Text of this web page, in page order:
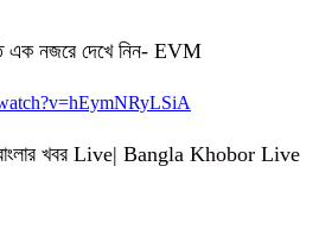
এক নজরে দেখে নিন- EVM
খবর Live| Bangla Khobor Live